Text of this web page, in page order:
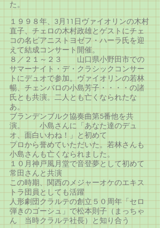
た。
１９９８年、3月11日ヴァイオリンの木村
直子、チェロの木村政雄とゲストにチェ
コの名ピアニストヨゼフ・ハーラ氏を迎
えて結成コンサート開催。
８／２１～２３ 山口県小野田市での
サマーナイト・デ・クラシックコンサー
トにデュオで参加。ヴァイオリンの若林
暢、チェンバロの小島芳子・・・・の諸
氏とも共演。二人とも亡くなられたな
あ。
ブランデンブルク協奏曲第5番他を共
演。 小島さんに「あなた達のデュ
オ、面白いわね！」と初めて
プロから誉めていただいた。若林さんも
小島さんも亡くなられました。
１０月神戸風月堂で音登夢として初めて
常田さんと共演
この時期、関西のメジャーオケのエキス
トラ団員としても活躍
人形劇団クラルテの創立５０周年「セロ
弾きのゴーシュ」で松本則子（まっちゃ
ん 当時クラルテ社長）と知り合う